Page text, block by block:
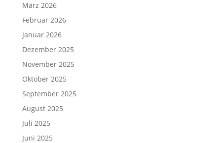
März 2026
Februar 2026
Januar 2026
Dezember 2025
November 2025
Oktober 2025
September 2025
August 2025
Juli 2025
Juni 2025